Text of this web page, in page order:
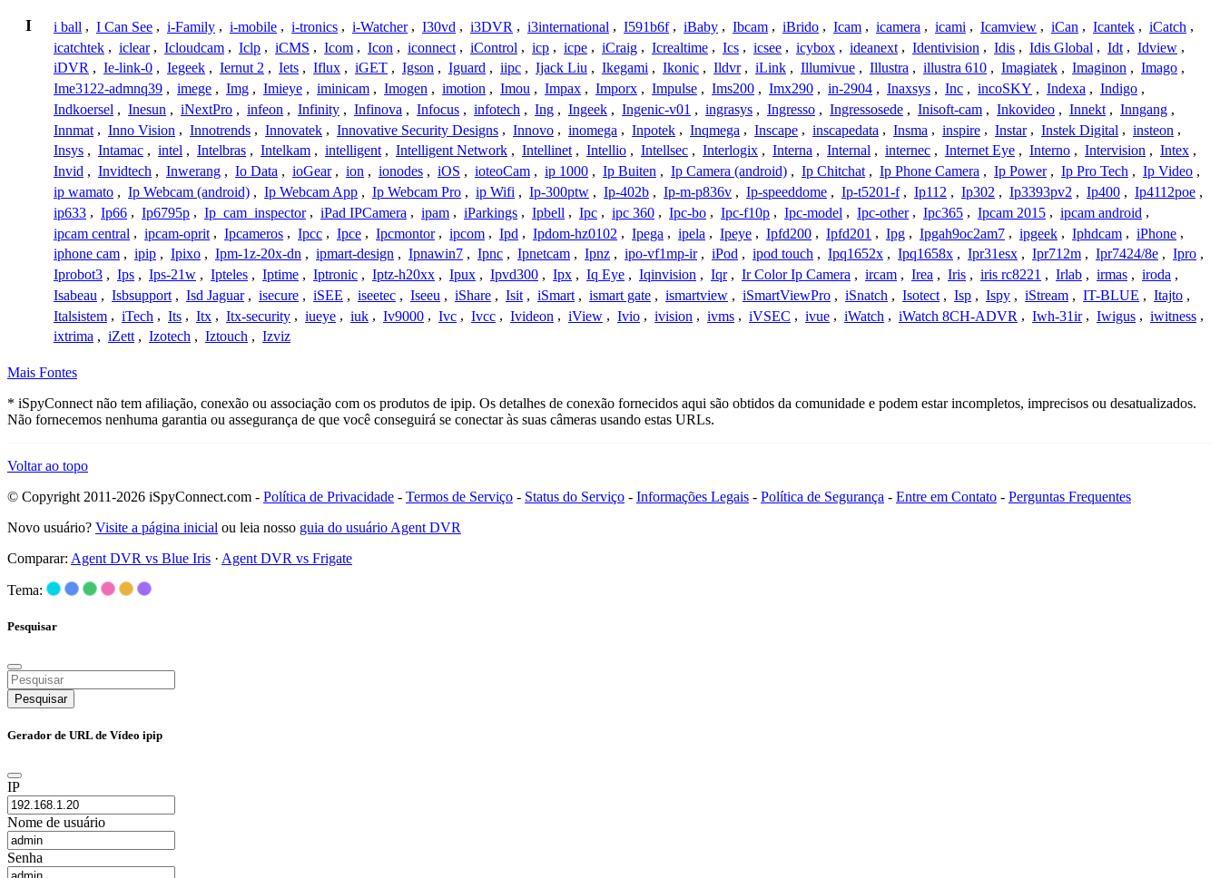
I i ball , I Can See , i-Family , i-mobile , i-tronics , i-Watcher , I30vd , i3DVR , i3international , I591b6f , iBaby , Ibcam , iBrido , Icam , icamera , icami , Icamview , iCan , Icantek , iCatch ,
icatchtek , iclear , Icloudcam , Iclp , iCMS , Icom , Icon , iconnect , iControl , icp , icpe , iCraig , Icrealtime , Ics , icsee , icybox , ideanext , Identivision , Idis , Idis Global , Idt , Idview ,
iDVR , Ie-link-0 , Iegeek , Iernut 2 , Iets , Iflux , iGET , Igson , Iguard , iipc , Ijack Liu , Ikegami , Ikonic , Ildvr , iLink , Illumivue , Illustra , illustra 610 , Imagiatek , Imaginon , Imago ,
Ime3122-admnq39 , imege , Img , Imieye , iminicam , Imogen , imotion , Imou , Impax , Imporx , Impulse , Ims200 , Imx290 , in-2904 , Inaxsys , Inc , incoSKY , Indexa , Indigo ,
Indkoersel , Inesun , iNextPro , infeon , Infinity , Infinova , Infocus , infotech , Ing , Ingeek , Ingenic-v01 , ingrasys , Ingresso , Ingressosede , Inisoft-cam , Inkovideo , Innekt , Inngang ,
Innmat , Inno Vision , Innotrends , Innovatek , Innovative Security Designs , Innovo , inomega , Inpotek , Inqmega , Inscape , inscapedata , Insma , inspire , Instar , Instek Digital , insteon ,
Insys , Intamac , intel , Intelbras , Intelkam , intelligent , Intelligent Network , Intellinet , Intellio , Intellsec , Interlogix , Interna , Internal , internec , Internet Eye , Interno , Intervision , Intex ,
Invid , Invidtech , Inwerang , Io Data , ioGear , ion , ionodes , iOS , ioteoCam , ip 1000 , Ip Buiten , Ip Camera (android) , Ip Chitchat , Ip Phone Camera , Ip Power , Ip Pro Tech , Ip Video ,
ip wamato , Ip Webcam (android) , Ip Webcam App , Ip Webcam Pro , ip Wifi , Ip-300ptw , Ip-402b , Ip-m-p836v , Ip-speeddome , Ip-t5201-f , Ip112 , Ip302 , Ip3393pv2 , Ip400 , Ip4112poe ,
ip633 , Ip66 , Ip6795p , Ip_cam_inspector , iPad IPCamera , ipam , iParkings , Ipbell , Ipc , ipc 360 , Ipc-bo , Ipc-f10p , Ipc-model , Ipc-other , Ipc365 , Ipcam 2015 , ipcam android ,
ipcam central , ipcam-oprit , Ipcameros , Ipcc , Ipce , Ipcmontor , ipcom , Ipd , Ipdom-hz0102 , Ipega , ipela , Ipeye , Ipfd200 , Ipfd201 , Ipg , Ipgah9oc2am7 , ipgeek , Iphdcam , iPhone ,
iphone cam , ipip , Ipixo , Ipm-1z-20x-dn , ipmart-design , Ipnawin7 , Ipnc , Ipnetcam , Ipnz , ipo-vf1mp-ir , iPod , ipod touch , Ipq1652x , Ipq1658x , Ipr31esx , Ipr712m , Ipr7424/8e , Ipro ,
Iprobot3 , Ips , Ips-21w , Ipteles , Iptime , Iptronic , Iptz-h20xx , Ipux , Ipvd300 , Ipx , Iq Eye , Iqinvision , Iqr , Ir Color Ip Camera , ircam , Irea , Iris , iris rc8221 , Irlab , irmas , iroda ,
Isabeau , Isbsupport , Isd Jaguar , isecure , iSEE , iseetec , Iseeu , iShare , Isit , iSmart , ismart gate , ismartview , iSmartViewPro , iSnatch , Isotect , Isp , Ispy , iStream , IT-BLUE , Itajto ,
Italsistem , iTech , Its , Itx , Itx-security , iueye , iuk , Iv9000 , Ivc , Ivcc , Ivideon , iView , Ivio , ivision , ivms , iVSEC , ivue , iWatch , iWatch 8CH-ADVR , Iwh-31ir , Iwigus , iwitness ,
ixtrima , iZett , Izotech , Iztouch , Izviz
Mais Fontes
* iSpyConnect não tem afiliação, conexão ou associação com os produtos de ipip. Os detalhes de conexão fornecidos aqui são obtidos da comunidade e podem estar incompletos, imprecisos ou desatualizados.
Não fornecemos nenhuma garantia ou assegurança de que você conseguirá se conectar às suas câmeras usando estas URLs.
Voltar ao topo
© Copyright 2011-2026 iSpyConnect.com - Política de Privacidade - Termos de Serviço - Status do Serviço - Informações Legais - Política de Segurança - Entre em Contato - Perguntas Frequentes
Novo usuário? Visite a página inicial ou leia nosso guia do usuário Agent DVR
Comparar: Agent DVR vs Blue Iris · Agent DVR vs Frigate
Tema:
Pesquisar
Pesquisar
Gerador de URL de Vídeo ipip
IP
Nome de usuário
Senha